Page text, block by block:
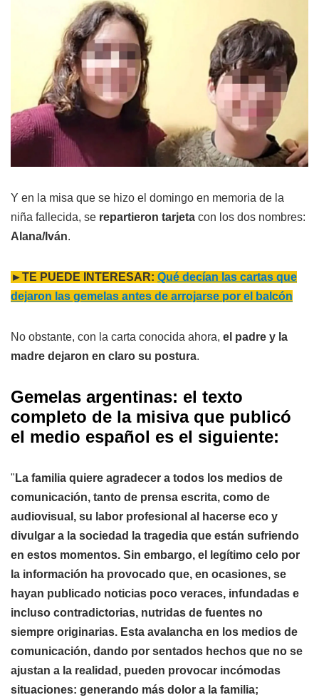
Y en la misa que se hizo el domingo en memoria de la
niña fallecida, se repartieron tarjeta con los dos nombres:
Alana/Iván.
►TE PUEDE INTERESAR: Qué decían las cartas que
dejaron las gemelas antes de arrojarse por el balcón
No obstante, con la carta conocida ahora, el padre y la
madre dejaron en claro su postura.
Gemelas argentinas: el texto
completo de la misiva que publicó
el medio español es el siguiente:
" La familia quiere agradecer a todos los medios de
comunicación, tanto de prensa escrita, como de
audiovisual, su labor profesional al hacerse eco y
divulgar a la sociedad la tragedia que están sufriendo
en estos momentos. Sin embargo, el legítimo celo por
la información ha provocado que, en ocasiones, se
hayan publicado noticias poco veraces, infundadas e
incluso contradictorias, nutridas de fuentes no
siempre originarias. Esta avalancha en los medios de
comunicación, dando por sentados hechos que no se
ajustan a la realidad, pueden provocar incómodas
situaciones: generando más dolor a la familia;